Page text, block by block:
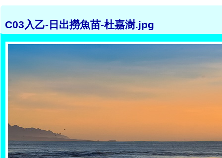
C03入乙-日出撈魚苗-杜嘉澍.jpg